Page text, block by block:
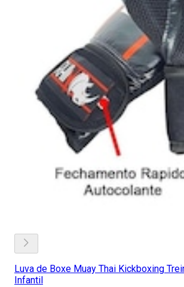
Luva de Boxe Muay Thai Kickboxing
Infantil